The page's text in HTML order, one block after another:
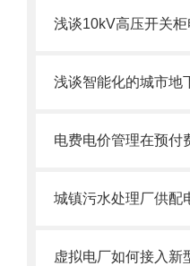
城镇污水处理厂供配